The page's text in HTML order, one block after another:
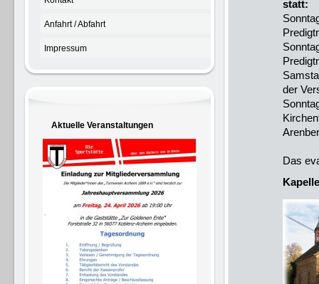
statt:
der
Das
Anfahrt / Abfahrt
Impressum
Aktuelle Veranstaltungen